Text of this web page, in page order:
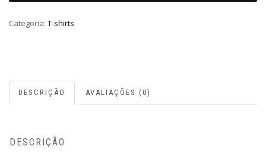
Categoria: T-shirts
DESCRIÇÃO AVALIAÇÕES (0)
DESCRIÇÃO